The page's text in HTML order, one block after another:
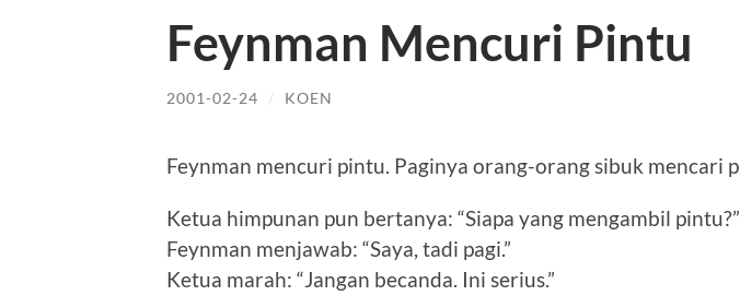
Feynman Mencuri Pintu
2001-02-24 / KOEN
Feynman mencuri pintu. Paginya orang-orang sibuk mencari
Ketua himpunan pun bertanya: “Siapa yang mengambil pintu?”
Feynman menjawab: “Saya, tadi pagi.”
Ketua marah: “Jangan becanda. Ini serius.”